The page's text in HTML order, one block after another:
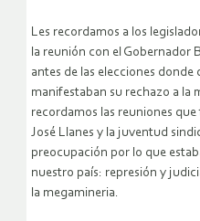
Les recordamos a los
la reunión con el Gobernador
antes de las elecciones
manifestaban su rechazo a la
recordamos las reuniones
José Llanes y la juventud
preocupación por lo que
nuestro país: represión y
la megamineria.